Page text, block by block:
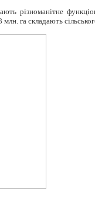
різноманітне
га складають